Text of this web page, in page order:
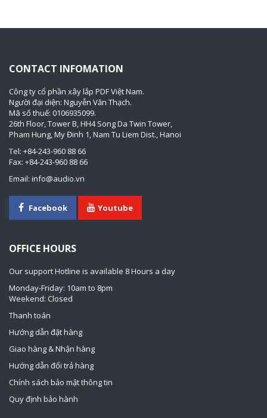
CONTACT INFOMATION
Công ty cổ phần xây lắp PDF Việt Nam.
Người đại diện: Nguyễn Văn Thạch.
Mã số thuế: 0106935099.
26th Floor, Tower B, HH4 Song Da Twin Tower,
Pham Hung, My Đinh 1, Nam Tu Liem Dist., Hanoi
Tel: +84-243-960 88 66
Fax: +84-243-960 88 66
Email: info@audio.vn
Facebook Youtube
OFFICE HOURS
Our support Hotline is available 8 Hours a day
Monday-Friday: 10am to 8pm
Weekend: Closed
Thanh toán
Hướng dẫn đặt hàng
Giao hàng & Nhận hàng
Hướng dẫn đổi trả hàng
Chính sách bảo mật thông tin
Quy định bảo hành